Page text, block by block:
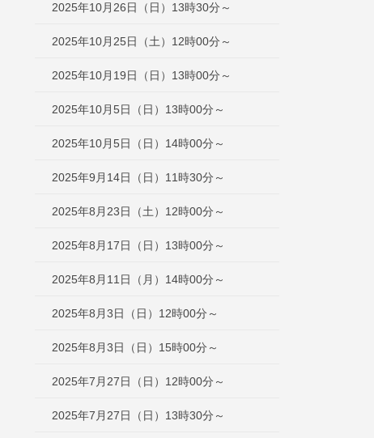
2025年10月26日（日）13時30分～
2025年10月25日（土）12時00分～
2025年10月19日（日）13時00分～
2025年10月5日（日）13時00分～
2025年10月5日（日）14時00分～
2025年9月14日（日）11時30分～
2025年8月23日（土）12時00分～
2025年8月17日（日）13時00分～
2025年8月11日（月）14時00分～
2025年8月3日（日）12時00分～
2025年8月3日（日）15時00分～
2025年7月27日（日）12時00分～
2025年7月27日（日）13時30分～